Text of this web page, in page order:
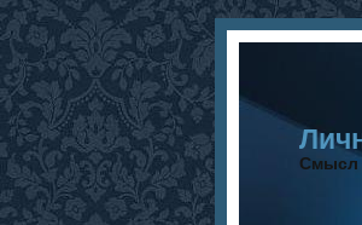
Смысл